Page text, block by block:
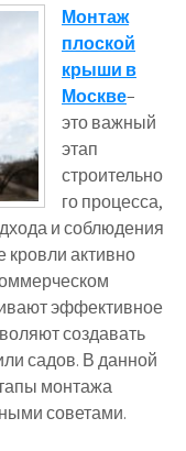
Монтаж
плоской
крыши в
Москве–
это важный
этап
строительно
го процесса,
и соблюдения
кровли активно
эффективное
создавать
садов. В данной
монтажа
советами.